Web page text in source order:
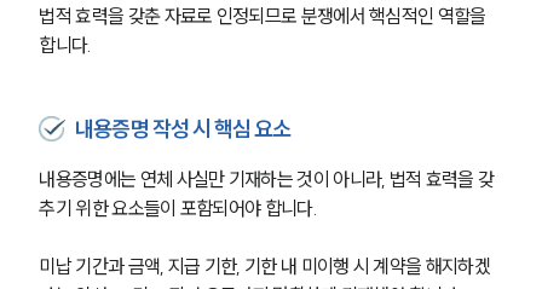
법적 효력을 갖춘 자료로 인정되므로 분쟁에서 핵심적인 역할을
합니다.
내용증명 작성 시 핵심 요소
내용증명에는 연체 사실만 기재하는 것이 아니라, 법적 효력을 갖
추기 위한 요소들이 포함되어야 합니다.
미납 기간과 금액, 지급 기한, 기한 내 미이행 시 계약을 해지하겠